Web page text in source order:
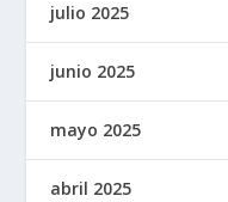
julio 2025
junio 2025
mayo 2025
abril 2025